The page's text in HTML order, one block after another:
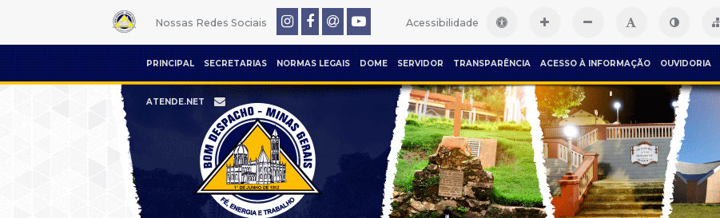
Nossas Redes Sociais Acessibilidade
PRINCIPAL SECRETARIAS NORMAS LEGAIS DOME SERVIDOR TRANSPARÊNCIA ACESSO À INFORMAÇÃO OUVIDORIA
ATENDE.NET